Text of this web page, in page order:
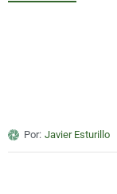
Por: Javier Esturillo